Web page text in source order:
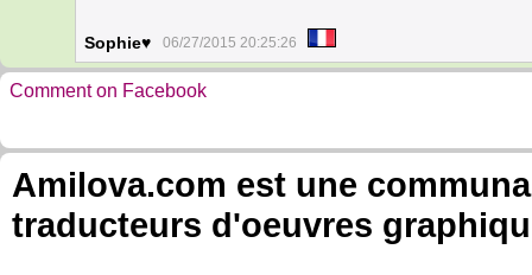
Sophie♥ 06/27/2015 20:25:26
Comment on Facebook
Amilova.com est une
traducteurs d'oeuvres